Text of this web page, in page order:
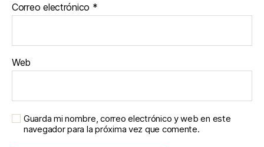
Correo electrónico *
Web
Guarda mi nombre, correo electrónico y web en este
navegador para la próxima vez que comente.